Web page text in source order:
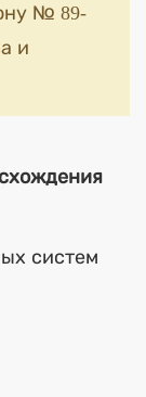
№ 89-
и
систем